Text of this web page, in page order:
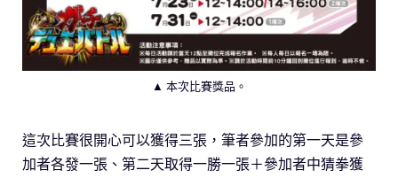
▲ 本次比賽獎品。
這次比賽很開心可以獲得三張，筆者參加的第一天是參
加者各發一張、第二天取得一勝一張＋參加者中猜拳獲